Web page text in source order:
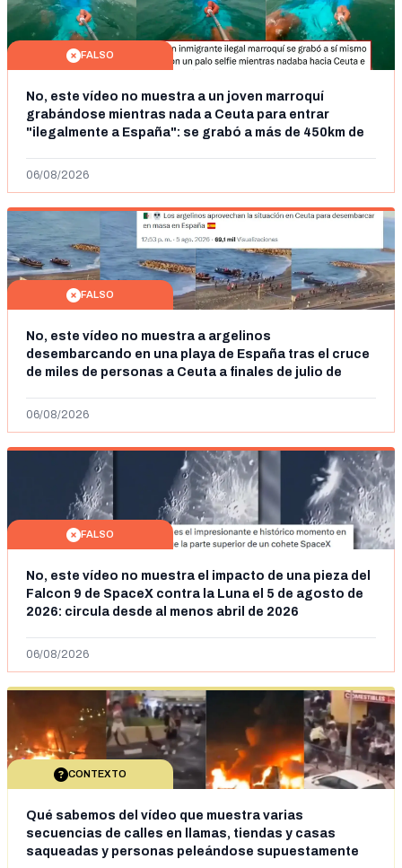
FALSO
No, este vídeo no muestra a un joven marroquí
grabándose mientras nada a Ceuta para entrar
"ilegalmente a España": se grabó a más de 450km de
06/08/2026
FALSO
No, este vídeo no muestra a argelinos
desembarcando en una playa de España tras el cruce
de miles de personas a Ceuta a finales de julio de
06/08/2026
FALSO
No, este vídeo no muestra el impacto de una pieza del
Falcon 9 de SpaceX contra la Luna el 5 de agosto de
2026: circula desde al menos abril de 2026
06/08/2026
CONTEXTO
Qué sabemos del vídeo que muestra varias
secuencias de calles en llamas, tiendas y casas
saqueadas y personas peleándose supuestamente